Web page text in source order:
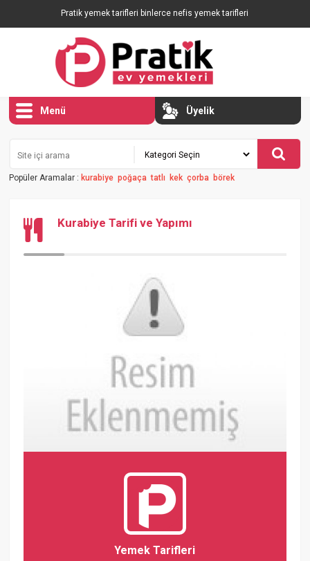
Pratik yemek tarifleri binlerce nefis yemek tarifleri
Menü Üyelik
Popüler Aramalar : kurabiye poğaça tatlı kek çorba börek
Kurabiye Tarifi ve Yapımı
Yemek Tarifleri